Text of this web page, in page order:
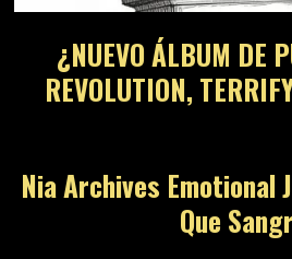
¿NUEVO ÁLBUM DE
REVOLUTION,
Nia Archives Emotional
Que